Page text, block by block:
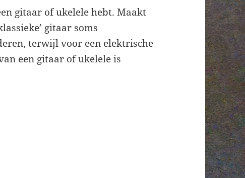
gitaar of ukelele hebt. Maakt
gitaar soms
terwijl voor een elektrische
een gitaar of ukelele is